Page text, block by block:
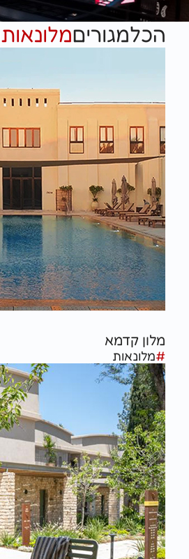
הכלמגוריםמלונאות
מלון קדמא
#מלונאות